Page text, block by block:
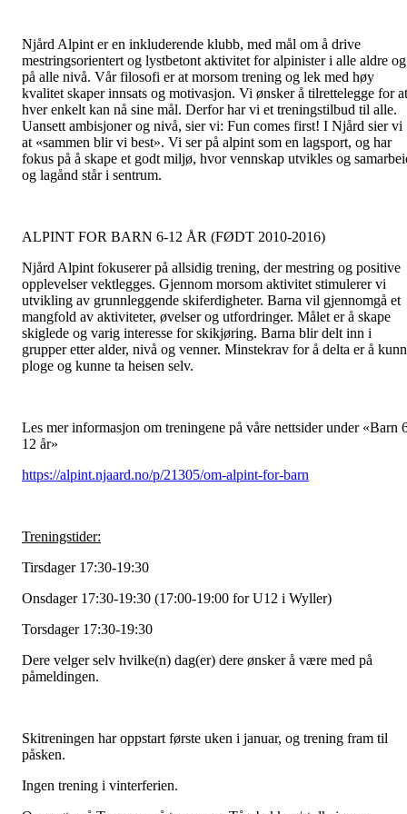
Njård Alpint er en inkluderende klubb, med mål om å drive
mestringsorientert og lystbetont aktivitet for alpinister i alle aldre og
på alle nivå. Vår filosofi er at morsom trening og lek med høy
kvalitet skaper innsats og motivasjon. Vi ønsker å tilrettelegge for at
hver enkelt kan nå sine mål. Derfor har vi et treningstilbud til alle.
Uansett ambisjoner og nivå, sier vi: Fun comes first! I Njård sier vi
at «sammen blir vi best». Vi ser på alpint som en lagsport, og har
fokus på å skape et godt miljø, hvor vennskap utvikles og
og lagånd står i sentrum.
ALPINT FOR BARN 6-12 ÅR (FØDT 2010-2016)
Njård Alpint fokuserer på allsidig trening, der mestring og positive
opplevelser vektlegges. Gjennom morsom aktivitet stimulerer vi
utvikling av grunnleggende skiferdigheter. Barna vil gjennomgå et
mangfold av aktiviteter, øvelser og utfordringer. Målet er å skape
skiglede og varig interesse for skikjøring. Barna blir delt inn i
grupper etter alder, nivå og venner. Minstekrav for å delta er å
ploge og kunne ta heisen selv.
Les mer informasjon om treningene på våre nettsider under «Barn
12 år»
https://alpint.njaard.no/p/21305/om-alpint-for-barn
Treningstider:
Tirsdager 17:30-19:30
Onsdager 17:30-19:30 (17:00-19:00 for U12 i Wyller)
Torsdager 17:30-19:30
Dere velger selv hvilke(n) dag(er) dere ønsker å være med på
påmeldingen.
Skitreningen har oppstart første uken i januar, og trening fram til
påsken.
Ingen trening i vinterferien.